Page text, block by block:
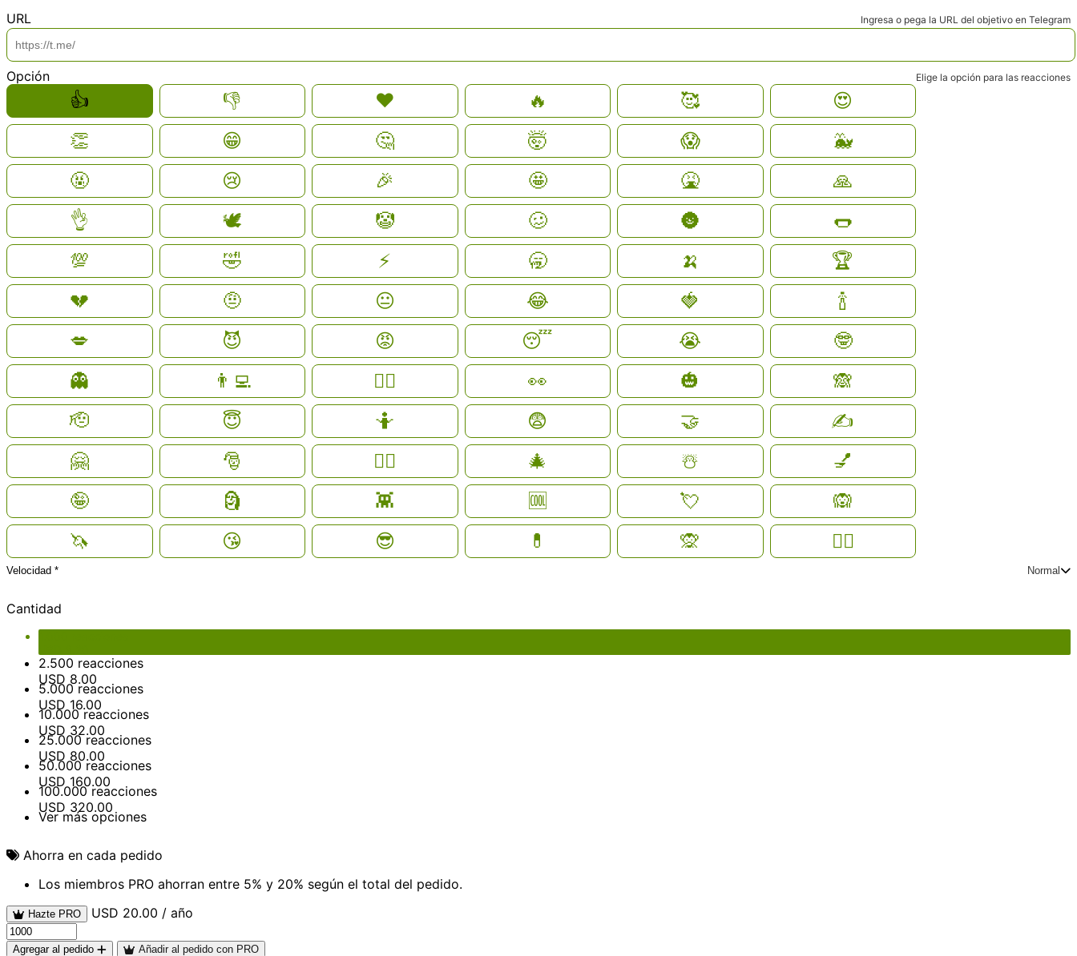
URL Ingresa o pega la URL del objetivo en Telegram
Opción* Elige la opción para las reacciones
👍 👎 ❤️ 🔥 🥰
😍
👏
😁 🤔 🤯 😱
🐳
🤬
😢 🎉 🤩 🤮
🙏
👌
🕊 🤡 🥴 🌚
🌭
💯
🤣 ⚡️ 🥱 🍌
🏆
💔
🤨 😐 😂 🍓
🍾
💋
😈 😡 😴 😭
🤓
👻
👨‍💻 🤷‍♀️ 👀 🎃
🙈
🫡
😇 🤷 😨 🤝
✍️
🤗
🎅 🤷‍♂️ 🎄 ☃️
💅
🤪
🗿 👾 🆒 💘
🙉
🦄
😘 😎 💊 🙊 ❤️‍🔥
Velocidad *
Normal
Total de las opciones
USD 3.20
Cantidad
2.500 reacciones
USD 8.00
5.000 reacciones
USD 16.00
10.000 reacciones
USD 32.00
25.000 reacciones
USD 80.00
50.000 reacciones
USD 160.00
100.000 reacciones
USD 320.00
Ver más opciones
Ahorra en cada pedido
Los miembros PRO ahorran entre 5% y 20% según el total del pedido.
Hazte PRO USD 20.00 / año
Agregar al pedido Añadir al pedido con PRO